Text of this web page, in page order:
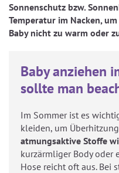
Betteinsatz
Puck-
Kinderdecken
Baby-
Kuschelkissen
STILLKISSEN &
TEXTILIEN
Bettwäsche
Bettschlange
Kuschelnest
ZUBEHÖR
KARRIERE
Sonnenschutz bzw.
Temperatur im Nacken,
Baby nicht zu warm oder
Baby anziehen
sollte man
Im Sommer ist es
kleiden, um
atmungsaktive Stoffe
kurzärmliger Body oder
Hose reicht oft aus. Bei